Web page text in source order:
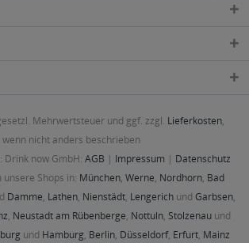
Mehrwertsteuer und ggf. zzgl. Lieferkosten,
wenn nicht anders beschrieben
now GmbH: AGB | Impressum | Datenschutz
unsere Shops in: München, Werne, Nordhorn, Bad
Damme, Lathen, Nienstädt, Lengerichund Garbsen,
, Neustadt am Rübenberge, Nottuln, Stolzenau und
und Hamburg, Berlin, Düsseldorf, Erfurt, Mainz